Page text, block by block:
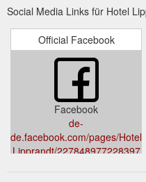
Social Media Links für Hotel
Official Facebook
Facebook
de-
de.facebook.com/pages/Hotel-
Lipprandt/227848977228397